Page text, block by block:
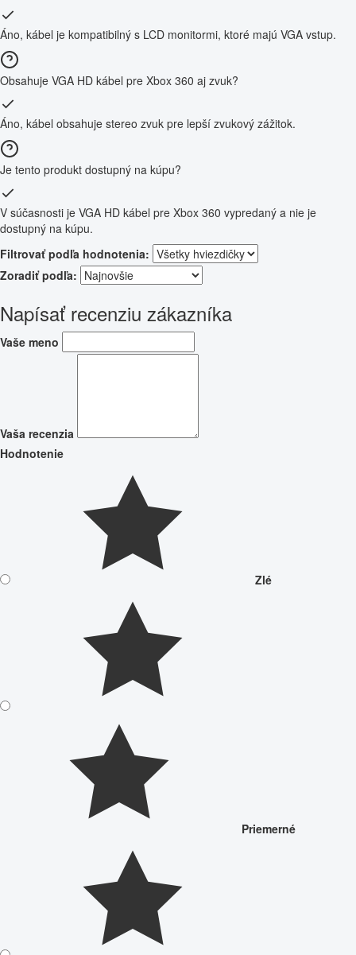
Áno, kábel je kompatibilný s LCD monitormi, ktoré majú VGA vstup.
Obsahuje VGA HD kábel pre Xbox 360 aj zvuk?
Áno, kábel obsahuje stereo zvuk pre lepší zvukový zážitok.
Je tento produkt dostupný na kúpu?
V súčasnosti je VGA HD kábel pre Xbox 360 vypredaný a nie je
dostupný na kúpu.
Filtrovať podľa hodnotenia:
Zoradiť podľa:
Napísať recenziu zákazníka
Vaše meno
Vaša recenzia
Hodnotenie
Zlé
Priemerné